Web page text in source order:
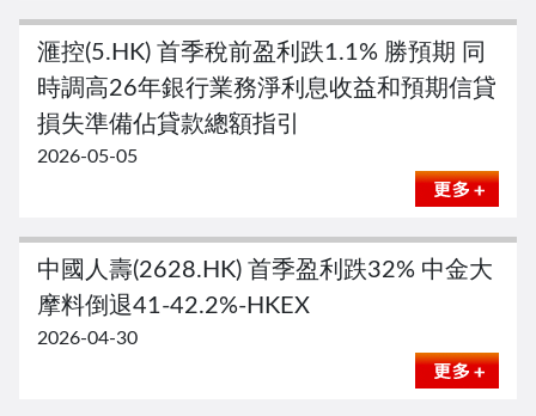
滙控(5.HK) 首季稅前盈利跌1.1% 勝預期 同
時調高26年銀⾏業務淨利息收益和預期信貸
損失準備佔貸款總額指引
2026-05-05
中國人壽(2628.HK) 首季盈利跌32% 中金大
摩料倒退41-42.2%-HKEX
2026-04-30